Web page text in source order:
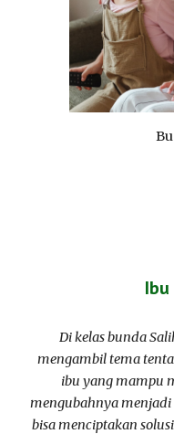
Ibu
Di kelas bunda
mengambil tema
ibu yang mampu
mengubahnya menjadi
bisa menciptakan